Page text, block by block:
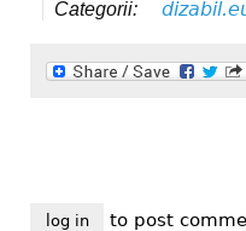
Categorii:
log in to post